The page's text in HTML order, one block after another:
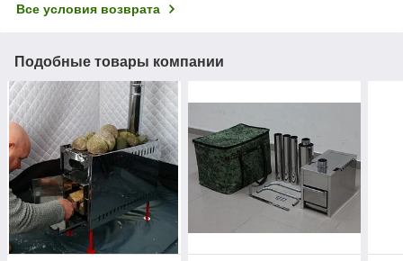
Все условия возврата
Подобные товары компании